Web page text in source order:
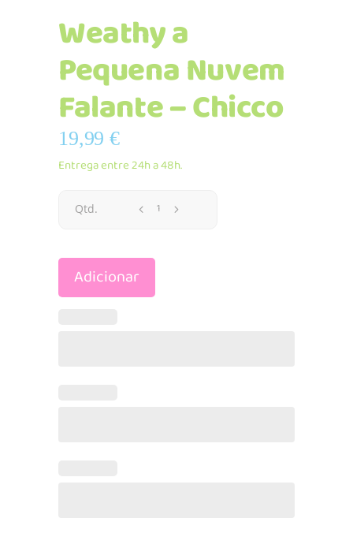
Weathy a
Pequena Nuvem
Falante – Chicco
19,99€
Entrega entre 24h a 48h.
Weathy
Pequena
Qtd.
Adicionar